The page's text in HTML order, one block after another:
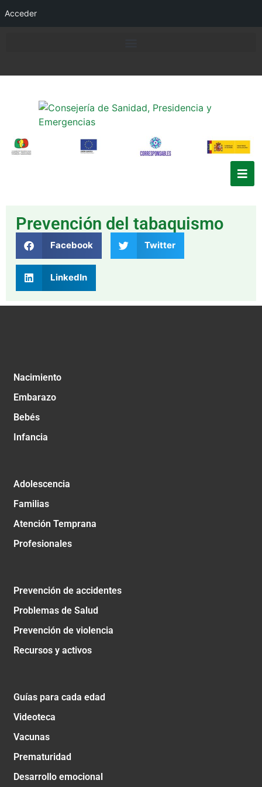
Acceder
Prevención del tabaquismo
Facebook Twitter
LinkedIn
Nacimiento
Embarazo
Bebés
Infancia
Adolescencia
Familias
Atención Temprana
Profesionales
Prevención de accidentes
Problemas de Salud
Prevención de violencia
Recursos y activos
Guías para cada edad
Videoteca
Vacunas
Prematuridad
Desarrollo emocional